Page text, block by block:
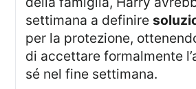
settimana a definire
per la protezione,
di accettare formalmente
sé nel fine settimana.